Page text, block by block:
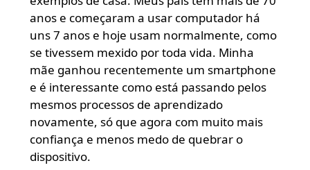
anos e começaram a usar computador há
uns 7 anos e hoje usam normalmente, como
se tivessem mexido por toda vida. Minha
mãe ganhou recentemente um smartphone
e é interessante como está passando pelos
mesmos processos de aprendizado
novamente, só que agora com muito mais
confiança e menos medo de quebrar o
dispositivo.